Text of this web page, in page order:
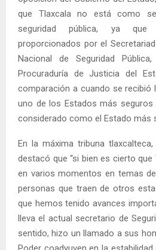
que Tlaxcala no está como
seguridad pública, ya
proporcionados por el
Nacional de Seguridad
Procuraduría de Justicia del
comparación a cuando se recibió
uno de los Estados más seguros
considerado como el Estado más
En la máxima tribuna
destacó que “si bien es cierto
en varios momentos en temas
personas que traen de otros
que hemos tenido avances
lleva el actual secretario de
sentido, hizo un llamado a sus